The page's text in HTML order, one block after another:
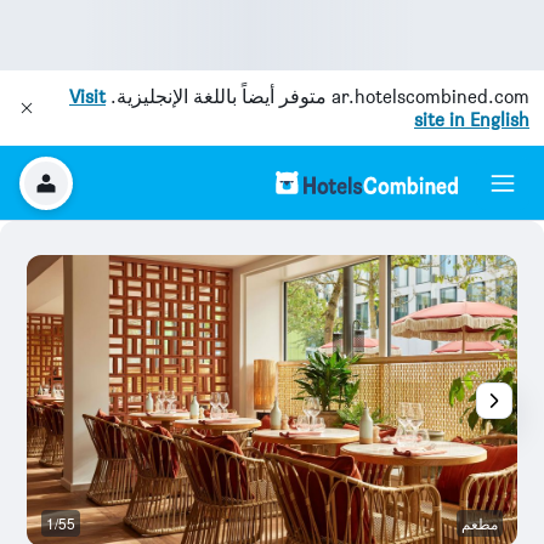
ar.hotelscombined.com متوفر أيضاً باللغة الإنجليزية.Visit
site in English
مطعم 1/55